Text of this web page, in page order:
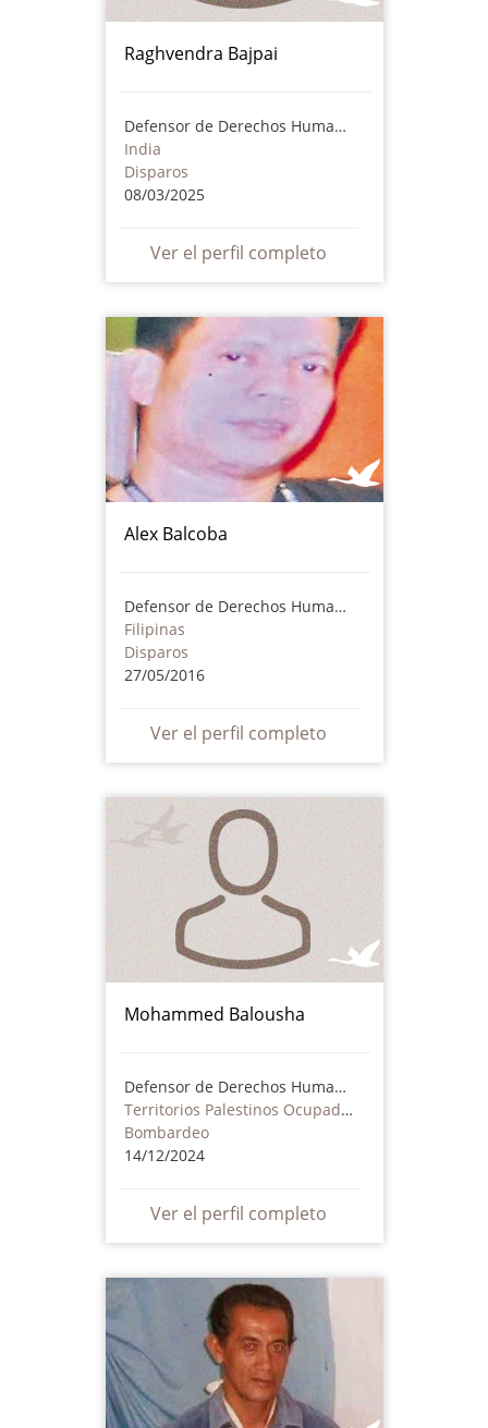
Raghvendra Bajpai
Defensor de Derechos Humanos
India
Disparos
08/03/2025
Ver el perfil completo
Alex Balcoba
Defensor de Derechos Humanos
Filipinas
Disparos
27/05/2016
Ver el perfil completo
Mohammed Balousha
Defensor de Derechos Humanos
Territorios Palestinos Ocupados
Bombardeo
14/12/2024
Ver el perfil completo